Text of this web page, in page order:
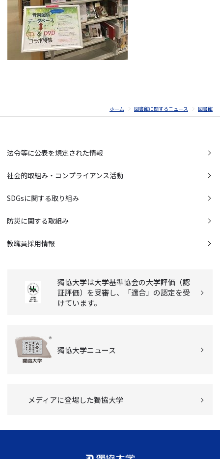
ホーム 図書館に関するニュース 図書館
法令等に公表を規定された情報
社会的取組み・コンプライアンス活動
SDGsに関する取り組み
防災に関する取組み
教職員採用情報
獨協大学は大学基準協会の大学評価（認
証評価）を受審し、「適合」の認定を受
けています。
獨協大学ニュース
メディアに登場した獨協大学